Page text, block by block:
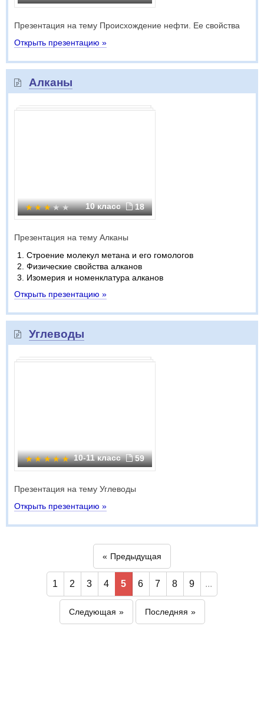
Презентация на тему Происхождение нефти. Ее свойства
Открыть презентацию »
Алканы
10 класс 18
Презентация на тему Алканы
Строение молекул метана и его гомологов
Физические свойства алканов
Изомерия и номенклатура алканов
Открыть презентацию »
Углеводы
10-11 класс 59
Презентация на тему Углеводы
Открыть презентацию »
Предыдущая
1 2 3 4 5 6 7 8 9 ...
Следующая Последняя